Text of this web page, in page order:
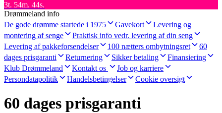
3t. 54m. 44s.
Drømmeland info
De gode drømme startede i 1975
Gavekort
Levering og
montering af senge
Praktisk info vedr. levering af din seng
Levering af pakkeforsendelser
100 nætters ombytningsret
60
dages prisgaranti
Returnering Sikker betaling
Finansiering
Klub Drømmeland
Kontakt os
Job og karriere
Persondatapolitik
Handelsbetingelser Cookie oversigt
60 dages prisgaranti